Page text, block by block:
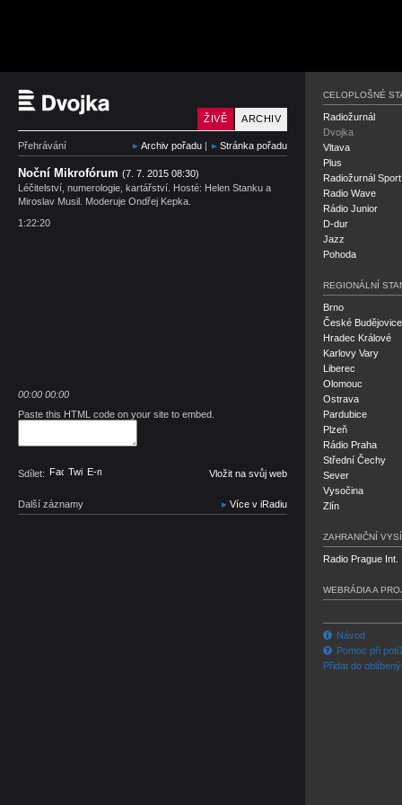
Český rozhlas Dvojka
ARCHIV
ŽIVĚ
Přehrávání Archiv pořadu | Stránka pořadu
Noční Mikrofórum (7. 7. 2015 08:30)
Léčitelství, numerologie, kartářství. Hosté: Helen Stanku a
Miroslav Musil. Moderuje Ondřej Kepka.
1:22:20
00:00 00:00
Paste this HTML code on your site to embed.
Sdílet: Facebook
TwitterE-mail Vložit na svůj web
Další záznamy Více v iRadiu
CELOPLOŠNÉ
Radiožurnál
Dvojka
Vltava
Plus
Radiožurnál Sport
Radio Wave
Rádio Junior
D-dur
Jazz
Pohoda
REGIONÁLNÍ
Brno
České Budějovice
Hradec Králové
Karlovy Vary
Liberec
Olomouc
Ostrava
Pardubice
Plzeň
Rádio Praha
Střední Čechy
Sever
Vysočina
Zlín
ZAHRANIČNÍ
Radio Prague Int.
WEBRÁDIA A
Návod
Pomoc při
Přidat do